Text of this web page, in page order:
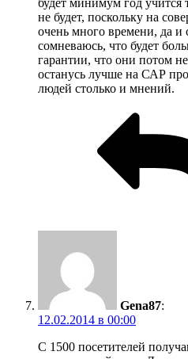
будет минимум год учится
не будет, поскольку на
очень много времени, да и
сомневаюсь, что будет
гарантии, что они потом
останусь лучше на САР
людей столько и мнений.
Gena87:
12.02.2014 в 00:00
С 1500 посетителей